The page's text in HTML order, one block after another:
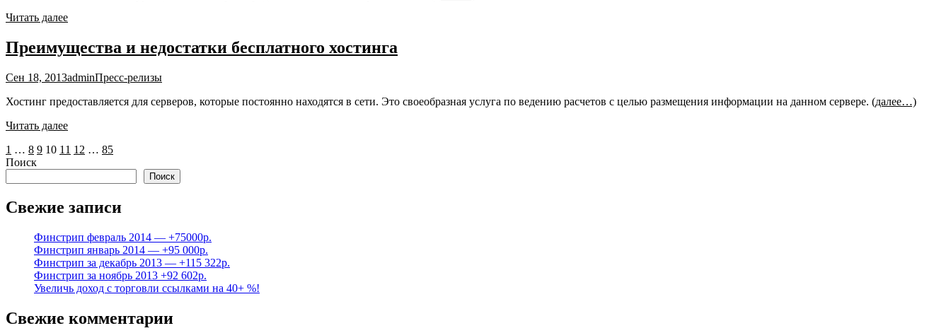
Читать далее
Преимущества и недостатки бесплатного хостинга
Сен 18, 2013adminПресс-релизы
Хостинг предоставляется для серверов, которые постоянно находятся в сети. Это своеобразная услуга по ведению расчетов с целью размещения информации на данном сервере. (далее…)
Читать далее
Пагинация
записей
1 … 8 9 10 11 12 … 85
Поиск
Поиск
Свежие записи
Финстрип февраль 2014 — +75000р.
Финстрип январь 2014 — +95 000р.
Финстрип за декабрь 2013 — +115 322р.
Финстрип за ноябрь 2013 +92 602р.
Увеличь доход с торговли ссылками на 40+ %!
Свежие комментарии